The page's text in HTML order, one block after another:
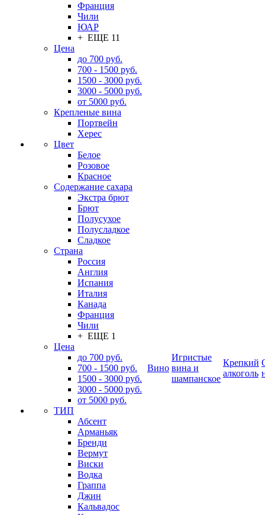
Франция
Чили
ЮАР
+ ЕЩЕ 11
Цена
до 700 руб.
700 - 1500 руб.
1500 - 3000 руб.
3000 - 5000 руб.
от 5000 руб.
Крепленые вина
Портвейн
Херес
Цвет
Белое
Розовое
Красное
Содержание сахара
Экстра брют
Брют
Полусухое
Полусладкое
Сладкое
Страна
Россия
Англия
Испания
Италия
Канада
Франция
Чили
+ ЕЩЕ 1
Цена
до 700 руб.
700 - 1500 руб.
1500 - 3000 руб.
3000 - 5000 руб.
от 5000 руб.
ТИП
Абсент
Арманьяк
Бренди
Вермут
Виски
Водка
Граппа
Джин
Кальвадос
Вино
Игристые
вина и
шампанское
Крепкий
алкоголь